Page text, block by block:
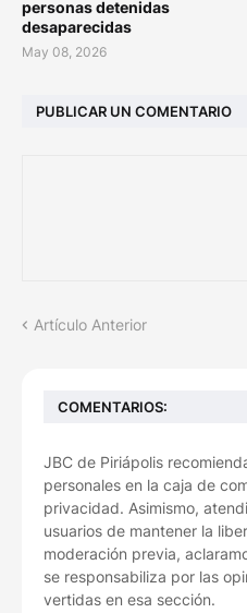
personas detenidas
desaparecidas
May 08, 2026
PUBLICAR UN COMENTARIO
Artículo Anterior
COMENTARIOS:
JBC de Piriápolis
personales en la caja de
privacidad. Asimismo,
usuarios de mantener la
moderación previa,
se responsabiliza por las
vertidas en esa sección.